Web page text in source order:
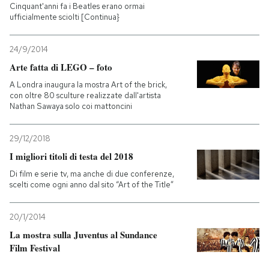
AREA PERSONALE
Entra
Cinquant'anni fa i Beatles erano ormai
ufficialmente sciolti [Continua}
24/9/2014
Arte fatta di LEGO – foto
A Londra inaugura la mostra Art of the brick,
con oltre 80 sculture realizzate dall'artista
Nathan Sawaya solo coi mattoncini
29/12/2018
I migliori titoli di testa del 2018
Di film e serie tv, ma anche di due conferenze,
scelti come ogni anno dal sito “Art of the Title”
20/1/2014
La mostra sulla Juventus al Sundance
Film Festival